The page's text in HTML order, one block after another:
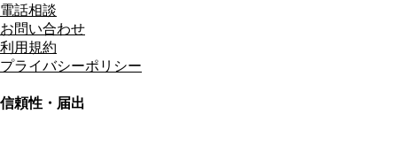
電話相談
お問い合わせ
利用規約
プライバシーポリシー
信頼性・届出